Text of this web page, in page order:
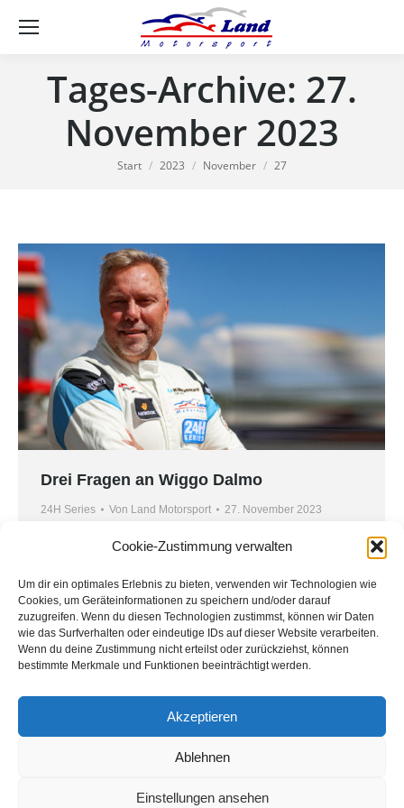
Cookie-Zustimmung verwalten
Um dir ein optimales Erlebnis zu bieten, verwenden wir Technologien wie
Cookies, um Geräteinformationen zu speichern und/oder darauf
zuzugreifen. Wenn du diesen Technologien zustimmst, können wir Daten
wie das Surfverhalten oder eindeutige IDs auf dieser Website verarbeiten.
Wenn du deine Zustimmung nicht erteilst oder zurückziehst, können
bestimmte Merkmale und Funktionen beeinträchtigt werden.
Akzeptieren
Ablehnen
Einstellungen ansehen
Tages-Archive: 27.
November 2023
Sie befinden sich hier:
Start 2023 November 27
Drei Fragen an Wiggo Dalmo
24H Series Von Land Motorsport 27. November 2023
Mitte September gewann Wiggo Dalmo
Tim Vogler, Dr. Johannes Kirchhoff und Max
Edelhoff für Land-Motorsport die GT3-Am-Klasse
beim prestigeträchtigen 24-Stunden-Rennen in
Barcelona. Der Norweger hat uns erzählt, was die
Einstieg in den Motorsport…